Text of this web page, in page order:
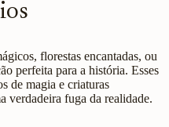
florestas encantadas, ou
perfeita para a história. Esses
de magia e criaturas
verdadeira fuga da realidade.